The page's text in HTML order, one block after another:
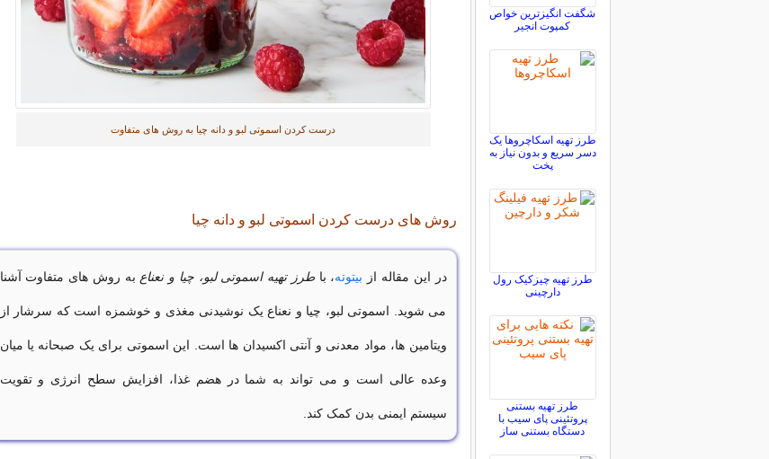
درست کردن اسموتی لبو و دانه چیا به روش های متفاوت
روش های درست کردن اسموتی لبو و دانه چیا
در این مقاله از بیتوته، باطرز تهیه اسموتی لبو، چیا و نعناع به روش های متفاوت آشنا
می شوید. اسموتی لبو، چیا و نعناع یک نوشیدنی مغذی و خوشمزه است که سرشار از
ویتامین ها، مواد معدنی و آنتی اکسیدان ها است. این اسموتی برای یک صبحانه یا میان
وعده عالی است و می تواند به شما در هضم غذا، افزایش سطح انرژی و تقویت
سیستم ایمنی بدن کمک کند.
شگفت انگیزترین خواص
کمپوت انجیر
طرز تهیه اسکاچروها یک
دسر سریع و بدون نیاز به
پخت
طرز تهیه چیزکیک رول
دارچینی
طرز تهیه بستنی
پروتئینی پای سیب با
دستگاه بستنی ساز